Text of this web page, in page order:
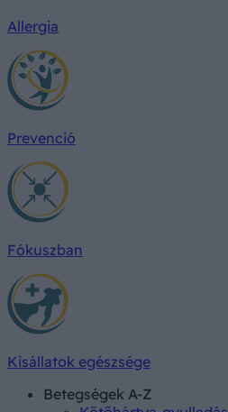
Allergia
Prevenció
Fókuszban
Kisállatok egészsége
Betegségek A-Z